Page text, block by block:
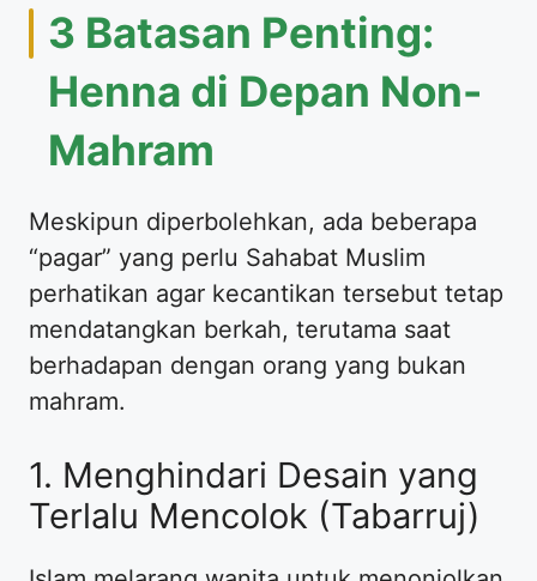
​3 Batasan Penting:
Henna di Depan Non-
Mahram
​Meskipun diperbolehkan, ada beberapa
“pagar” yang perlu Sahabat Muslim
perhatikan agar kecantikan tersebut tetap
mendatangkan berkah, terutama saat
berhadapan dengan orang yang bukan
mahram.
​1. Menghindari Desain yang
Terlalu Mencolok (Tabarruj)